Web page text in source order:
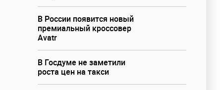
В России появится новый
премиальный кроссовер
Avatr
В Госдуме не заметили
роста цен на такси